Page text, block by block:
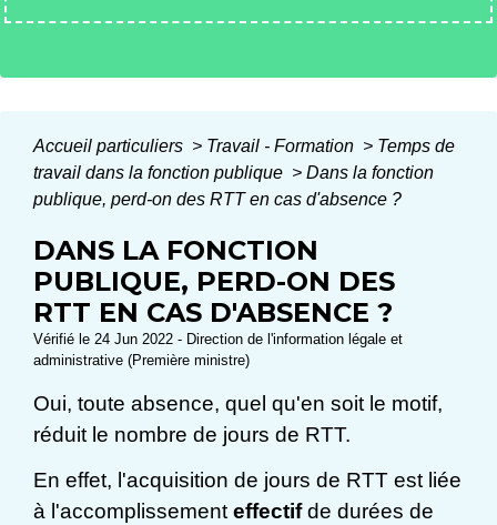
Accueil particuliers > Travail - Formation > Temps de
travail dans la fonction publique > Dans la fonction
publique, perd-on des RTT en cas d'absence ?
DANS LA FONCTION
PUBLIQUE, PERD-ON DES
RTT EN CAS D'ABSENCE ?
Vérifié le 24 Jun 2022 - Direction de l'information légale et
administrative (Première ministre)
Oui, toute absence, quel qu'en soit le motif,
réduit le nombre de jours de RTT.
En effet, l'acquisition de jours de RTT est liée
à l'accomplissement effectifde durées de